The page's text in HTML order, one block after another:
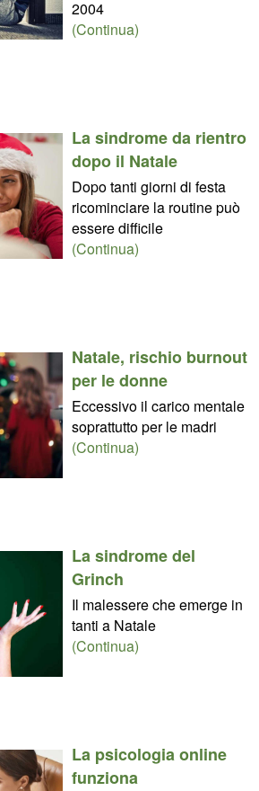
2004
(Continua)
La sindrome da rientro
dopo il Natale
Dopo tanti giorni di festa
ricominciare la routine può
essere difficile
(Continua)
Natale, rischio burnout
per le donne
Eccessivo il carico mentale
soprattutto per le madri
(Continua)
La sindrome del
Grinch
Il malessere che emerge in
tanti a Natale
(Continua)
La psicologia online
funziona